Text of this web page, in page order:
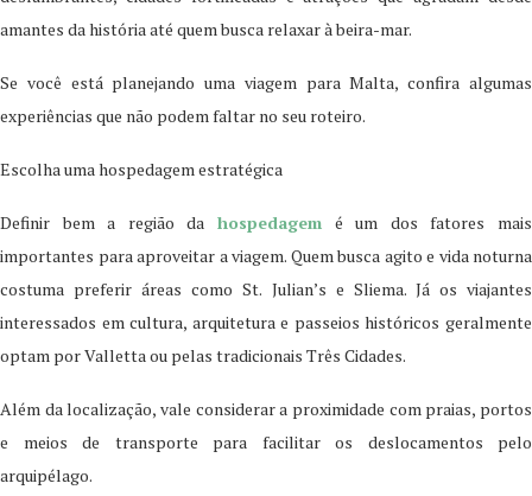
amantes da história até quem busca relaxar à beira-mar.
Se você está planejando uma viagem para Malta, confira algumas
experiências que não podem faltar no seu roteiro.
Escolha uma hospedagem estratégica
Definir bem a região da hospedagem é um dos fatores mais
importantes para aproveitar a viagem. Quem busca agito e vida noturna
costuma preferir áreas como St. Julian’s e Sliema. Já os viajantes
interessados em cultura, arquitetura e passeios históricos geralmente
optam por Valletta ou pelas tradicionais Três Cidades.
Além da localização, vale considerar a proximidade com praias, portos
e meios de transporte para facilitar os deslocamentos pelo
arquipélago.